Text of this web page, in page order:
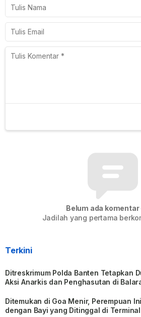
Belum ada komentar
Jadilah yang pertama
Terkini
Ditreskrimum Polda Banten Tetapkan
Aksi Anarkis dan Penghasutan di
Ditemukan di Goa Menir, Perempuan
dengan Bayi yang Ditinggal di Terminal